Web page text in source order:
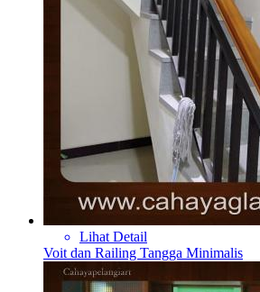
Lihat Detail
Voit dan Railing Tangga Minimalis